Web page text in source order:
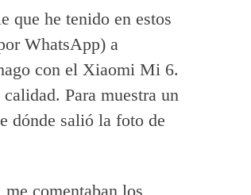
que he tenido en estos
WhatsApp) a
con el Xiaomi Mi 6.
Para muestra un
dónde salió la foto de
comentaban los